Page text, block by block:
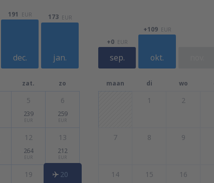
dec.
191 EUR
jan.
173 EUR
zat. zo
5
239
EUR
6
259
EUR
12
264
EUR
13
212
EUR
19 20
sep.
+0 EUR
okt.
+109 EUR
maan di wo
1 2
7 8 9
14 15 16